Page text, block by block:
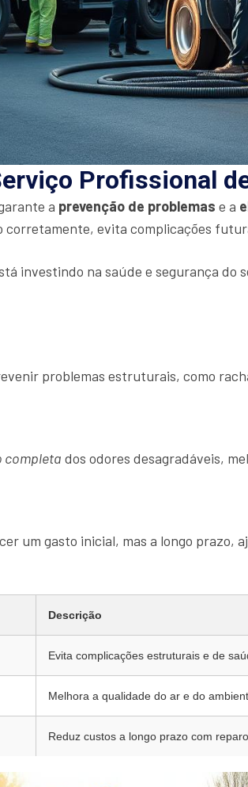
Profissional
a prevenção de problemas e a
evita complicações
investindo na saúde e segurança do
problemas estruturais, como
completa dos odores desagradáveis,
um gasto inicial, mas a longo prazo,
Descrição
Evita complicações estruturais e de
Melhora a qualidade do ar e do
Reduz custos a longo prazo com